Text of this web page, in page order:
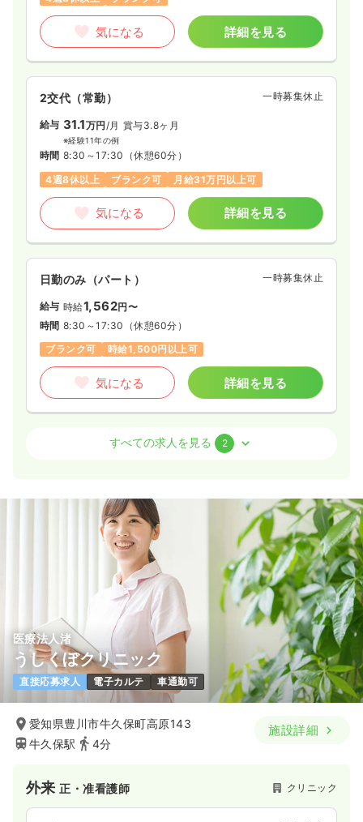
気になる 詳細を見る
2交代（常勤） 一時募集休止
給与 31.1万円/月 賞与3.8ヶ月
※経験11年の例
時間 8:30～17:30 （休憩60分）
4週8休以上
ブランク可 月給31万円以上可
気になる 詳細を見る
日勤のみ（パート） 一時募集休止
給与 時給1,562円〜
時間 8:30～17:30 （休憩60分）
ブランク可
時給1,500円以上可
気になる 詳細を見る
万円/月 賞与3.8ヶ月
※経験3年の例
8:30～17:30（休憩60分）
月給24万円以上可
気になる 詳細を見る
日勤のみ（パート） 一時募集休止
給与 時給1,520円
時間 8:30～17:30（休憩60分）
日祝休み
時給1,500円以上可
すべての求人を見る 2
医療法人渚
うしくぼクリニック
直接応募求人 電子カルテ 車通勤可
愛知県豊川市牛久保町高原143
牛久保駅
4分
施設詳細
外来正・准看護師 クリニック